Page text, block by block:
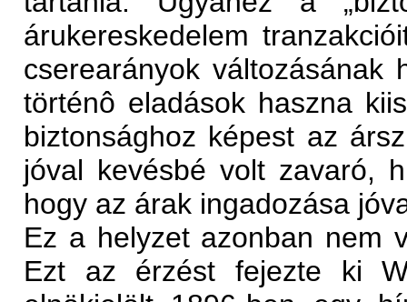
árukereskedelem
cserearányok változásának
történô eladások haszna
biztonsághoz képest az
jóval kevésbé volt zavaró,
hogy az árak ingadozása
Ez a helyzet azonban nem
Ezt az érzést fejezte ki